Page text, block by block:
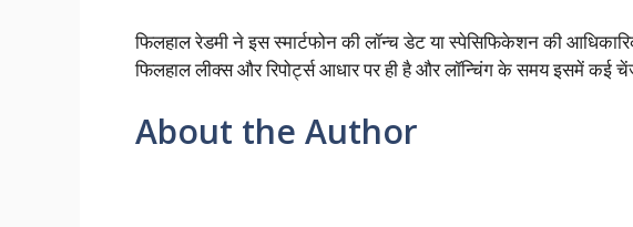
फिलहाल रेडमी ने इस स्मार्टफोन की लॉन्च डेट या स्पेसिफिकेशन की
फिलहाल लीक्स और रिपोर्ट्स आधार पर ही है और लॉन्चिंग के समय इसमें कई
About the Author